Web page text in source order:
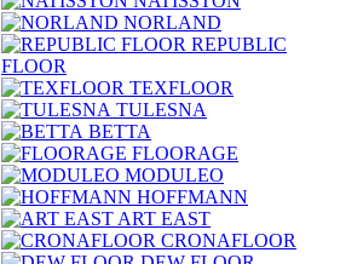
NORLAND
REPUBLIC
FLOOR
TEXFLOOR
TULESNA
BETTA
FLOORAGE
MODULEO
HOFFMANN
ART EAST
CRONAFLOOR